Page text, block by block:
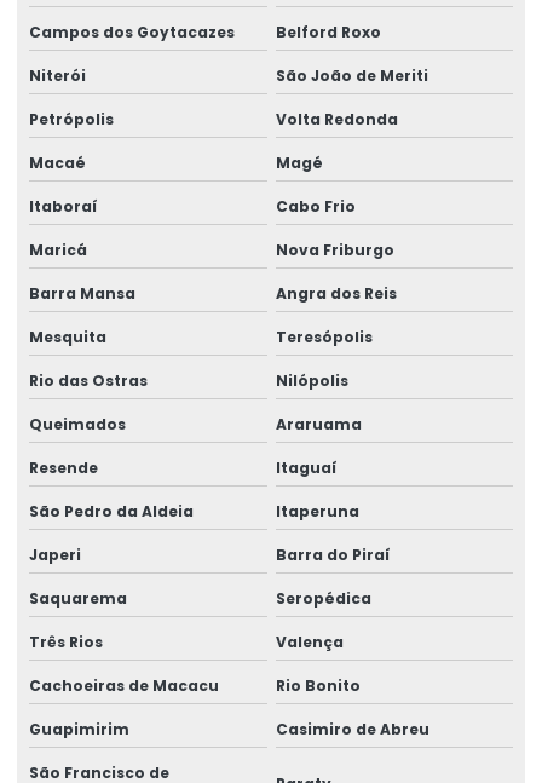
Etiquetas Adesivas
Etiquetas Adesivas Couchê
Etiquetas Adesivas Couchê Fosco
Etiquetas Adesivas De Alta Resolução
Etiquetas Adesivas De Impressão Digital
Etiquetas Adesivas De Papel E Plástico
Etiquetas Adesivas Em Bopp
Etiquetas Adesivas Em Diferentes Materiais
Etiquetas Adesivas Em Diferentes Medidas
Etiquetas Adesivas Metalizadas Para Produtos
Etiquetas Adesivas Metalizadas Personalizadas
Etiquetas Adesivas Para Embalagens Comerciais
Etiquetas Adesivas Para Identificação De Produtos
Etiquetas Adesivas Para Marcação De Produtos
Etiquetas Adesivas Para Produtos
Campos dos Goytacazes Belford Roxo
Niterói São João de Meriti
Petrópolis Volta Redonda
Macaé Magé
Itaboraí Cabo Frio
Maricá Nova Friburgo
Barra Mansa Angra dos Reis
Mesquita Teresópolis
Rio das Ostras Nilópolis
Queimados Araruama
Resende Itaguaí
São Pedro da Aldeia Itaperuna
Japeri Barra do Piraí
Saquarema Seropédica
Três Rios Valença
Cachoeiras de Macacu Rio Bonito
Guapimirim Casimiro de Abreu
São Francisco de